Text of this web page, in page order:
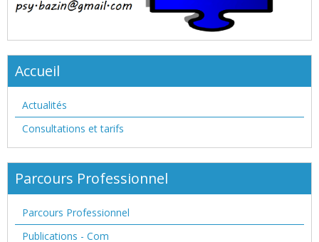
Accueil
Actualités
Consultations et tarifs
Parcours Professionnel
Parcours Professionnel
Publications - Com